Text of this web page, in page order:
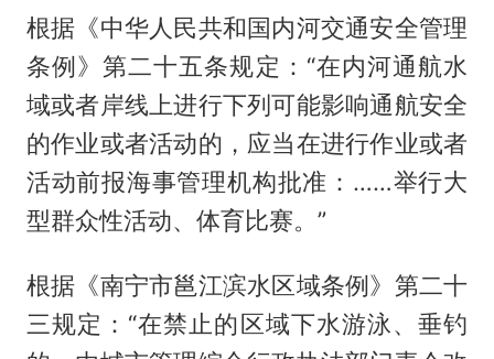
根据《中华人民共和国内河交通安全管理
条例》第二十五条规定：“在内河通航水
域或者岸线上进行下列可能影响通航安全
的作业或者活动的，应当在进行作业或者
活动前报海事管理机构批准：……举行大
型群众性活动、体育比赛。”
根据《南宁市邕江滨水区域条例》第二十
三规定：“在禁止的区域下水游泳、垂钓